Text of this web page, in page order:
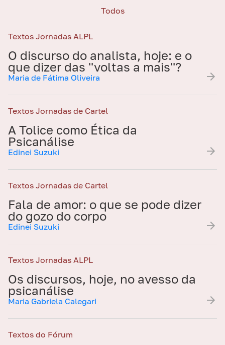
Todos
Textos Jornadas ALPL
O discurso do analista, hoje: e o
que dizer das ''voltas a mais''?
Maria de Fátima Oliveira
Textos Jornadas de Cartel
A Tolice como Ética da
Psicanálise
Edinei Suzuki
Textos Jornadas de Cartel
Fala de amor: o que se pode dizer
do gozo do corpo
Edinei Suzuki
Textos Jornadas ALPL
Os discursos, hoje, no avesso da
psicanálise
Maria Gabriela Calegari
Textos do Fórum